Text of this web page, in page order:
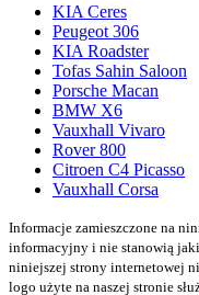
KIA Ceres
Peugeot 306
KIA Roadster
Tofas Sahin Saloon
Porsche Macan
BMW X6
Vauxhall Vivaro
Rover 800
Citroen C4 Picasso
Vauxhall Corsa
Informacje zamieszczone na
informacyjny i nie stanowią
niniejszej strony internetowej
logo użyte na naszej stronie